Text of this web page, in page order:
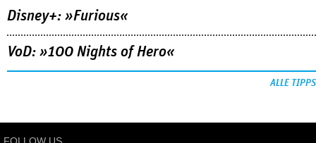
deren Mentor kein Geringerer als Guillermo del
Toro ist, haben mit ihrem Studio Cinema Fantasma
einen Stop-Motion-Film gedreht, der vor Fantasie
und Kreativität nur so sprüht.
Disney+: »Furious«